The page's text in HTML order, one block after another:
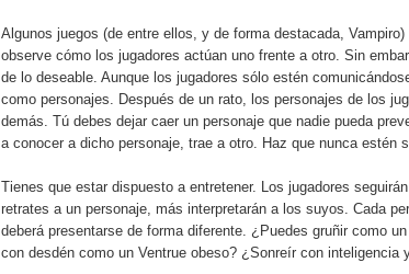
Algunos juegos (de entre ellos, y de forma destacada,
observe cómo los jugadores actúan uno frente a otro. Sin
de lo deseable. Aunque los jugadores sólo estén
como personajes. Después de un rato, los personajes de los
demás. Tú debes dejar caer un personaje que nadie pueda
a conocer a dicho personaje, trae a otro. Haz que nunca estén
Tienes que estar dispuesto a entretener. Los jugadores
retrates a un personaje, más interpretarán a los suyos. Cada
deberá presentarse de forma diferente. ¿Puedes gruñir como
con desdén como un Ventrue obeso? ¿Sonreír con inteligencia